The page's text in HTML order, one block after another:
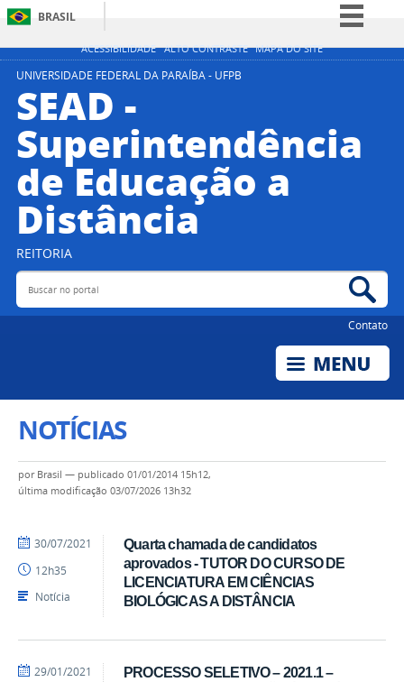
ACESSIBILIDADE ALTO CONTRASTE MAPA DO SITE
BRASIL
Simplifique!
Acesso à informação
Legislação
Canais
UNIVERSIDADE FEDERAL DA PARAÍBA - UFPB
SEAD -
Superintendência
de Educação a
Distância
REITORIA
Buscar no portal
Contato
NOTÍCIAS
por Brasil — publicado 01/01/2014 15h12,
última modificação 03/07/2026 13h32
Quarta chamada de candidatos
aprovados - TUTOR DO CURSO DE
LICENCIATURA EM CIÊNCIAS
BIOLÓGICAS A DISTÂNCIA
por
publicado
30/07/2021
12h35
Notícia
PROCESSO SELETIVO – 2021.1 –
por
publicado
29/01/2021